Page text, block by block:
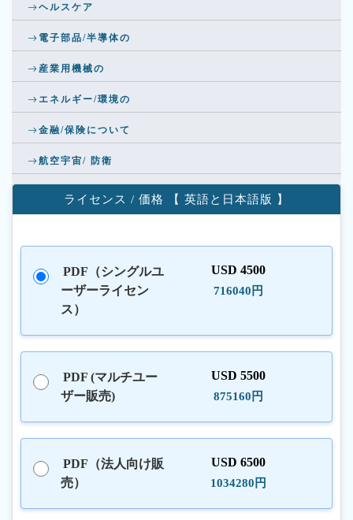
ヘルスケア
電子部品/半導体の
産業用機械の
エネルギー/環境の
金融/保険について
航空宇宙/ 防衛
ライセンス / 価格 【 英語と日本語版 】
PDF（シングルユ
ーザーライセン
ス）
USD 4500
716040円
PDF (マルチユー
ザー販売)
USD 5500
875160円
PDF（法人向け販
売）
USD 6500
1034280円